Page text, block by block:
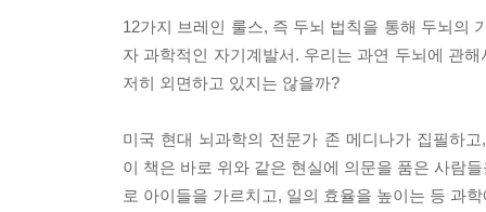
12가지 브레인 룰스, 즉 두뇌 법칙을 통해 두뇌의
자 과학적인 자기계발서. 우리는 과연 두뇌에 관
저히 외면하고 있지는 않을까?
미국 현대 뇌과학의 전문가 존 메디나가 집필하
이 책은 바로 위와 같은 현실에 의문을 품은 사람
로 아이들을 가르치고, 일의 효율을 높이는 등 과